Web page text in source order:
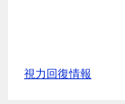
視力回復情報